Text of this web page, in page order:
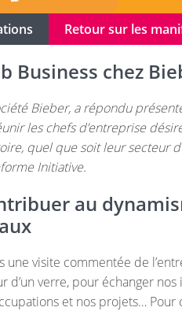
Retour sur les
Business chez
Bieber, a répondu
les chefs d’entreprise
quel que soit leur secteur
Initiative.
au
une visite commentée de
d’un verre, pour échanger
et nos projets…